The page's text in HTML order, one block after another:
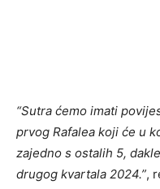
“Sutra ćemo imati
prvog Rafalea koji će u
zajedno s ostalih 5,
drugog kvartala 2024.”,